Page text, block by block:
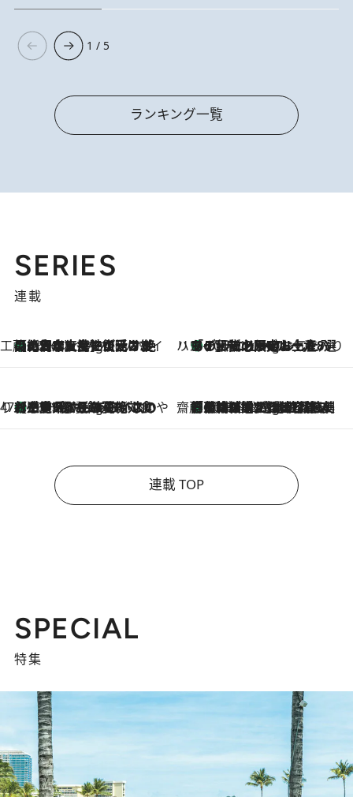
1 / 5
ランキング一覧
SERIES
連載
工藤まやのおもてなしハワイ
10 Hours Ago
【ハワイ土産】ローカルの絶大な支持で復活！ 絶品の幻クッキー《元ファンの日本人女性が受け継いだ名店》 ハワイ賢者 リサのお気に入りリスト10 Hours Ago
あの伝説の限定トートも！ リニューアルした「ディーン＆デルーカ ハワイ」で必須のお土産8選
47都道府県の手みやげ ひんやりスイーツで夏を満喫
10 Hours Ago
【三重県】この夏絶対食べたい 冷やしておいしいおやつ3選 お餅×アイスの新感覚スイーツ 齋藤 薫 美容脳ルネサンス
10 Hours Ago
「荷物が増えるほど旅ストレスは増す」美容ジャーナリストがたどり着いた最終結論。“化粧品を劇的に減らす”感動の凝縮美容とは
連載 TOP
SPECIAL
特集